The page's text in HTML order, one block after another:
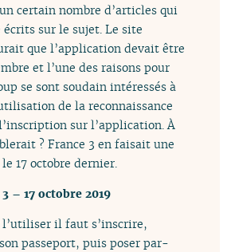
certain nombre d’articles qui
sur le sujet. Le site
que l’application devait être
et l’une des raisons pour
se sont soudain intéressés à
de la reconnaissance
sur l’application. À
? France 3 en faisait une
17 octobre dernier.
– 17 octobre 2019
l’utiliser il faut s’inscrire,
passeport, puis poser par-